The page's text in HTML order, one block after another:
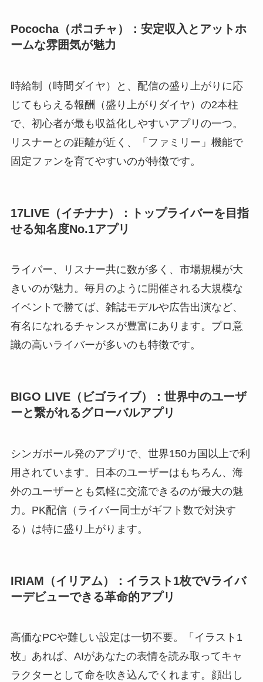
Pococha（ポコチャ）：安定収入とアットホ
ームな雰囲気が魅力
時給制（時間ダイヤ）と、配信の盛り上がりに応
じてもらえる報酬（盛り上がりダイヤ）の2本柱
で、初心者が最も収益化しやすいアプリの一つ。
リスナーとの距離が近く、「ファミリー」機能で
固定ファンを育てやすいのが特徴です。
17LIVE（イチナナ）：トップライバーを目指
せる知名度No.1アプリ
ライバー、リスナー共に数が多く、市場規模が大
きいのが魅力。毎月のように開催される大規模な
イベントで勝てば、雑誌モデルや広告出演など、
有名になれるチャンスが豊富にあります。プロ意
識の高いライバーが多いのも特徴です。
BIGO LIVE（ビゴライブ）：世界中のユーザ
ーと繋がれるグローバルアプリ
シンガポール発のアプリで、世界150カ国以上で利
用されています。日本のユーザーはもちろん、海
外のユーザーとも気軽に交流できるのが最大の魅
力。PK配信（ライバー同士がギフト数で対決す
る）は特に盛り上がります。
IRIAM（イリアム）：イラスト1枚でVライバ
ーデビューできる革命的アプリ
高価なPCや難しい設定は一切不要。「イラスト1
枚」あれば、AIがあなたの表情を読み取ってキャ
ラクターとして命を吹き込んでくれます。顔出し